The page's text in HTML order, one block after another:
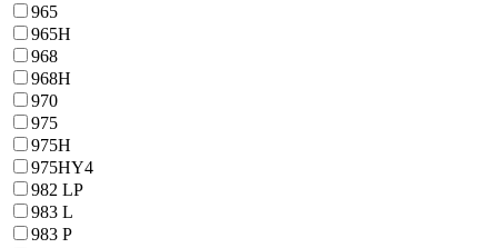
965
965H
968
968H
970
975
975H
975HY4
982 LP
983 L
983 P